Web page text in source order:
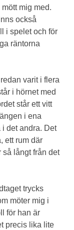
mig med.
också
i spelet och för
räntorna
varit i flera
i hörnet med
står ett vitt
i ena
i det andra. Det
ett rum där
så långt från det
trycks
möter mig i
för han är
precis lika lite